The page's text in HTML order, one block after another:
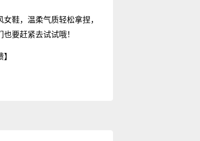
鞋，温柔气质轻松拿捏，
要赶紧去试试哦！